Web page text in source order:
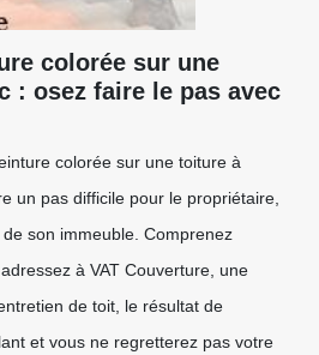
colorée sur une
: osez faire le pas avec
colorée sur une toiture à
un pas difficile pour le propriétaire,
son immeuble. Comprenez
à VAT Couverture, une
de toit, le résultat de
et vous ne regretterez pas votre